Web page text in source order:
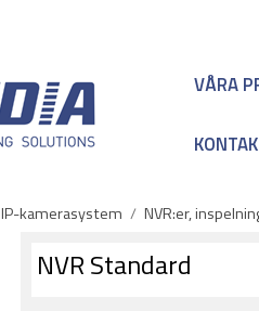
VÅRA
IP-kamerasystem / NVR:er,
NVR Standard